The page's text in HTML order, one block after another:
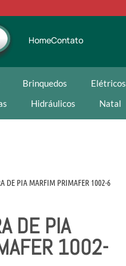
HomeContato
Brinquedos Elétricos
Hidráulicos Natal
DE PIA MARFIM PRIMAFER 1002-6
DE PIA
1002-